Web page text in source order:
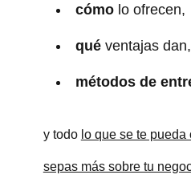
cómo lo ofrecen,
qué ventajas dan,
métodos de
y todo lo que se te pueda
sepas más sobre tu